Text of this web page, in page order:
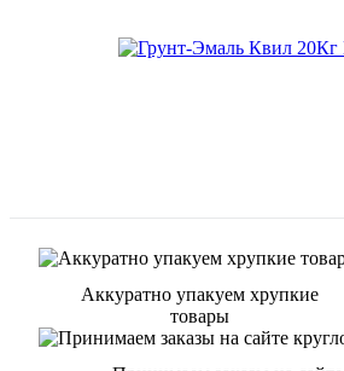
Аккуратно упакуем хрупкие
товары